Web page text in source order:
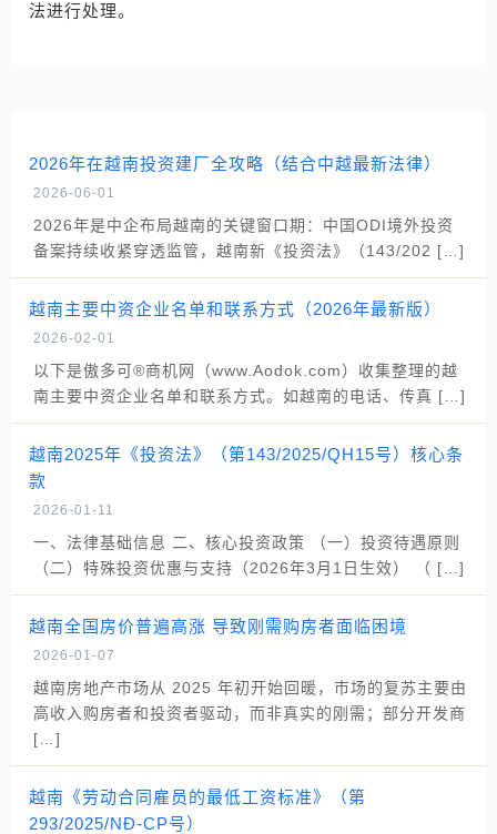
法进行处理。
2026年在越南投资建厂全攻略（结合中越最新法律）
2026-06-01
2026年是中企布局越南的关键窗口期：中国ODI境外投资
备案持续收紧穿透监管，越南新《投资法》（143/202 […]
越南主要中资企业名单和联系方式（2026年最新版）
2026-02-01
以下是傲多可®商机网（www.Aodok.com）收集整理的越
南主要中资企业名单和联系方式。如越南的电话、传真 […]
越南2025年《投资法》（第143/2025/QH15号）核心条
款
2026-01-11
一、法律基础信息 二、核心投资政策 （一）投资待遇原则
（二）特殊投资优惠与支持（2026年3月1日生效） （ […]
越南全国房价普遍高涨 导致刚需购房者面临困境
2026-01-07
越南房地产市场从 2025 年初开始回暖，市场的复苏主要由
高收入购房者和投资者驱动，而非真实的刚需；部分开发商
[…]
越南《劳动合同雇员的最低工资标准》（第
293/2025/NĐ-CP号）